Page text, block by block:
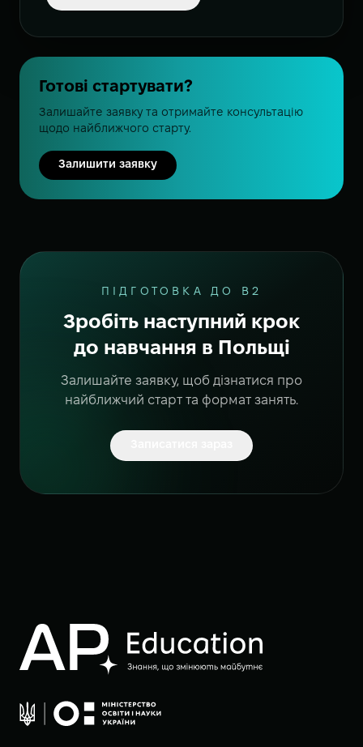
Готові стартувати?
Залишайте заявку та отримайте консультацію
щодо найближчого старту.
Залишити заявку
ПІДГОТОВКА ДО B2
Зробіть наступний крок
до навчання в Польщі
Залишайте заявку, щоб дізнатися про
найближчий старт та формат занять.